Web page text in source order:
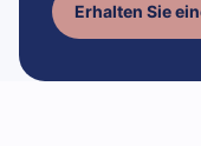
Erhalten Sie